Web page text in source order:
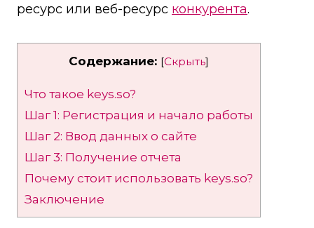
ресурс или веб-ресурс конкурента.
Содержание: [Скрыть]
Что такое keys.so?
Шаг 1: Регистрация и начало работы
Шаг 2: Ввод данных о сайте
Шаг 3: Получение отчета
Почему стоит использовать keys.so?
Заключение